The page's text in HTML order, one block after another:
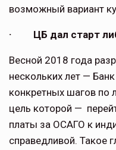
возможный вариант
· ЦБ дал старт
Весной 2018 года
нескольких лет —
конкретных шагов по
цель которой —
платы за ОСАГО к
справедливой. Такое